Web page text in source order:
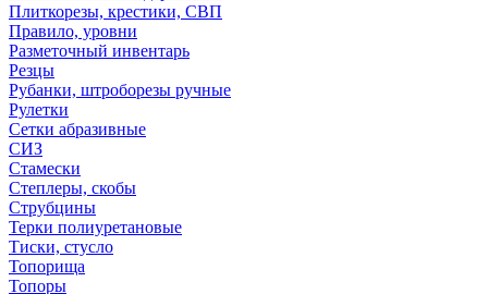
Плиткорезы, крестики, СВП
Правило, уровни
Разметочный инвентарь
Резцы
Рубанки, штроборезы ручные
Рулетки
Сетки абразивные
СИЗ
Стамески
Степлеры, скобы
Струбцины
Терки полиуретановые
Тиски, стусло
Топорища
Топоры